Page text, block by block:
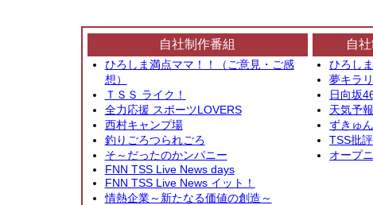
自社制作番組
ひろしま満点ママ！！（ご意見・ご感
想）
ＴＳＳ ライク！
全力応援 スポーツLOVERS
西村キャンプ場
釣りごろつられごろ
そ～だったのかンパニー
FNN TSS Live News days
FNN TSS Live News イット！
情熱企業～新たなる価値の創造～
自
ひろし
夢キラリ
日向坂
天気予報
ずきゅ
TSS批評
オープ